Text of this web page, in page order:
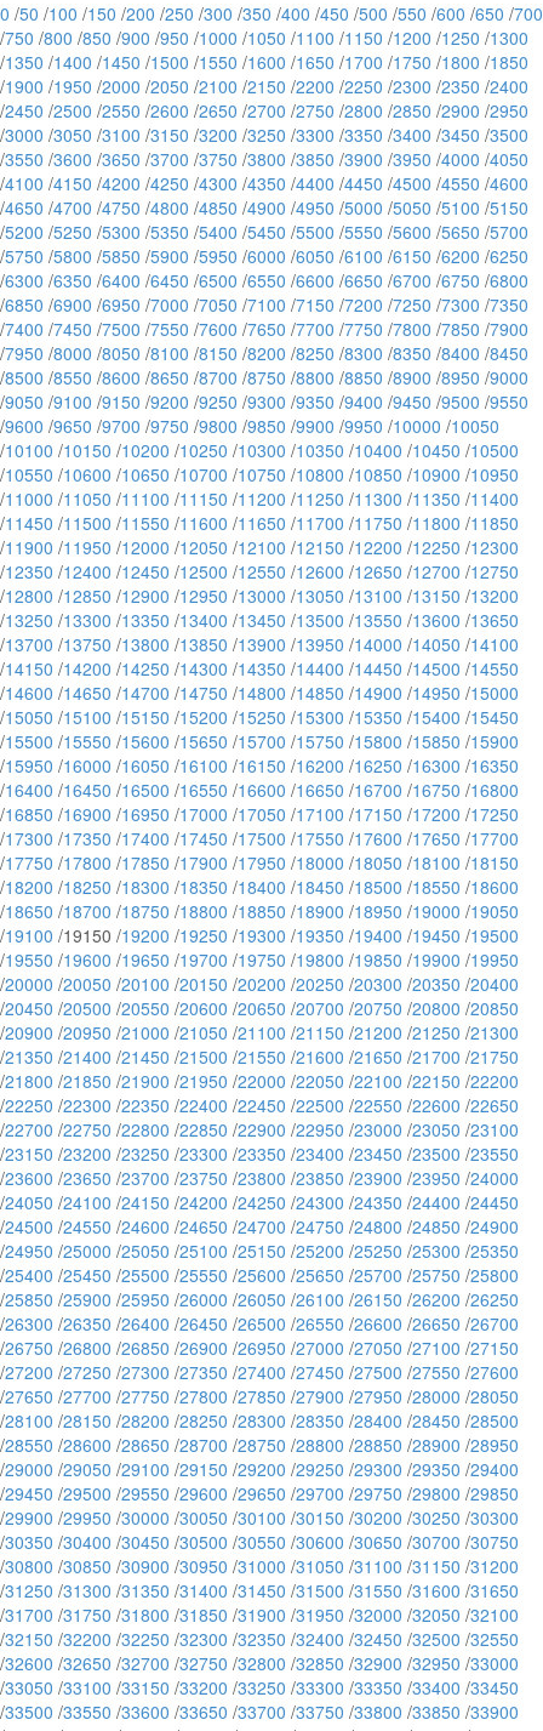
0 /50 /100 /150 /200 /250 /300 /350 /400 /450 /500 /550 /600 /650 /700
/750 /800 /850 /900 /950 /1000 /1050 /1100 /1150 /1200 /1250 /1300
/1350 /1400 /1450 /1500 /1550 /1600 /1650 /1700 /1750 /1800 /1850
/1900 /1950 /2000 /2050 /2100 /2150 /2200 /2250 /2300 /2350 /2400
/2450 /2500 /2550 /2600 /2650 /2700 /2750 /2800 /2850 /2900 /2950
/3000 /3050 /3100 /3150 /3200 /3250 /3300 /3350 /3400 /3450 /3500
/3550 /3600 /3650 /3700 /3750 /3800 /3850 /3900 /3950 /4000 /4050
/4100 /4150 /4200 /4250 /4300 /4350 /4400 /4450 /4500 /4550 /4600
/4650 /4700 /4750 /4800 /4850 /4900 /4950 /5000 /5050 /5100 /5150
/5200 /5250 /5300 /5350 /5400 /5450 /5500 /5550 /5600 /5650 /5700
/5750 /5800 /5850 /5900 /5950 /6000 /6050 /6100 /6150 /6200 /6250
/6300 /6350 /6400 /6450 /6500 /6550 /6600 /6650 /6700 /6750 /6800
/6850 /6900 /6950 /7000 /7050 /7100 /7150 /7200 /7250 /7300 /7350
/7400 /7450 /7500 /7550 /7600 /7650 /7700 /7750 /7800 /7850 /7900
/7950 /8000 /8050 /8100 /8150 /8200 /8250 /8300 /8350 /8400 /8450
/8500 /8550 /8600 /8650 /8700 /8750 /8800 /8850 /8900 /8950 /9000
/9050 /9100 /9150 /9200 /9250 /9300 /9350 /9400 /9450 /9500 /9550
/9600 /9650 /9700 /9750 /9800 /9850 /9900 /9950 /10000 /10050
/10100 /10150 /10200 /10250 /10300 /10350 /10400 /10450 /10500
/10550 /10600 /10650 /10700 /10750 /10800 /10850 /10900 /10950
/11000 /11050 /11100 /11150 /11200 /11250 /11300 /11350 /11400
/11450 /11500 /11550 /11600 /11650 /11700 /11750 /11800 /11850
/11900 /11950 /12000 /12050 /12100 /12150 /12200 /12250 /12300
/12350 /12400 /12450 /12500 /12550 /12600 /12650 /12700 /12750
/12800 /12850 /12900 /12950 /13000 /13050 /13100 /13150 /13200
/13250 /13300 /13350 /13400 /13450 /13500 /13550 /13600 /13650
/13700 /13750 /13800 /13850 /13900 /13950 /14000 /14050 /14100
/14150 /14200 /14250 /14300 /14350 /14400 /14450 /14500 /14550
/14600 /14650 /14700 /14750 /14800 /14850 /14900 /14950 /15000
/15050 /15100 /15150 /15200 /15250 /15300 /15350 /15400 /15450
/15500 /15550 /15600 /15650 /15700 /15750 /15800 /15850 /15900
/15950 /16000 /16050 /16100 /16150 /16200 /16250 /16300 /16350
/16400 /16450 /16500 /16550 /16600 /16650 /16700 /16750 /16800
/16850 /16900 /16950 /17000 /17050 /17100 /17150 /17200 /17250
/17300 /17350 /17400 /17450 /17500 /17550 /17600 /17650 /17700
/17750 /17800 /17850 /17900 /17950 /18000 /18050 /18100 /18150
/18200 /18250 /18300 /18350 /18400 /18450 /18500 /18550 /18600
/18650 /18700 /18750 /18800 /18850 /18900 /18950 /19000 /19050
/19100 /19150 /19200 /19250 /19300 /19350 /19400 /19450 /19500
/19550 /19600 /19650 /19700 /19750 /19800 /19850 /19900 /19950
/20000 /20050 /20100 /20150 /20200 /20250 /20300 /20350 /20400
/20450 /20500 /20550 /20600 /20650 /20700 /20750 /20800 /20850
/20900 /20950 /21000 /21050 /21100 /21150 /21200 /21250 /21300
/21350 /21400 /21450 /21500 /21550 /21600 /21650 /21700 /21750
/21800 /21850 /21900 /21950 /22000 /22050 /22100 /22150 /22200
/22250 /22300 /22350 /22400 /22450 /22500 /22550 /22600 /22650
/22700 /22750 /22800 /22850 /22900 /22950 /23000 /23050 /23100
/23150 /23200 /23250 /23300 /23350 /23400 /23450 /23500 /23550
/23600 /23650 /23700 /23750 /23800 /23850 /23900 /23950 /24000
/24050 /24100 /24150 /24200 /24250 /24300 /24350 /24400 /24450
/24500 /24550 /24600 /24650 /24700 /24750 /24800 /24850 /24900
/24950 /25000 /25050 /25100 /25150 /25200 /25250 /25300 /25350
/25400 /25450 /25500 /25550 /25600 /25650 /25700 /25750 /25800
/25850 /25900 /25950 /26000 /26050 /26100 /26150 /26200 /26250
/26300 /26350 /26400 /26450 /26500 /26550 /26600 /26650 /26700
/26750 /26800 /26850 /26900 /26950 /27000 /27050 /27100 /27150
/27200 /27250 /27300 /27350 /27400 /27450 /27500 /27550 /27600
/27650 /27700 /27750 /27800 /27850 /27900 /27950 /28000 /28050
/28100 /28150 /28200 /28250 /28300 /28350 /28400 /28450 /28500
/28550 /28600 /28650 /28700 /28750 /28800 /28850 /28900 /28950
/29000 /29050 /29100 /29150 /29200 /29250 /29300 /29350 /29400
/29450 /29500 /29550 /29600 /29650 /29700 /29750 /29800 /29850
/29900 /29950 /30000 /30050 /30100 /30150 /30200 /30250 /30300
/30350 /30400 /30450 /30500 /30550 /30600 /30650 /30700 /30750
/30800 /30850 /30900 /30950 /31000 /31050 /31100 /31150 /31200
/31250 /31300 /31350 /31400 /31450 /31500 /31550 /31600 /31650
/31700 /31750 /31800 /31850 /31900 /31950 /32000 /32050 /32100
/32150 /32200 /32250 /32300 /32350 /32400 /32450 /32500 /32550
/32600 /32650 /32700 /32750 /32800 /32850 /32900 /32950 /33000
/33050 /33100 /33150 /33200 /33250 /33300 /33350 /33400 /33450
/33500 /33550 /33600 /33650 /33700 /33750 /33800 /33850 /33900